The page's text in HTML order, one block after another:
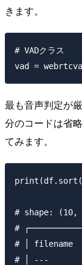
きます。
# VADクラス
最も音声判定が
分のコードは省
てみます。
# shape: (10,
#
# │ filename
# │ ---